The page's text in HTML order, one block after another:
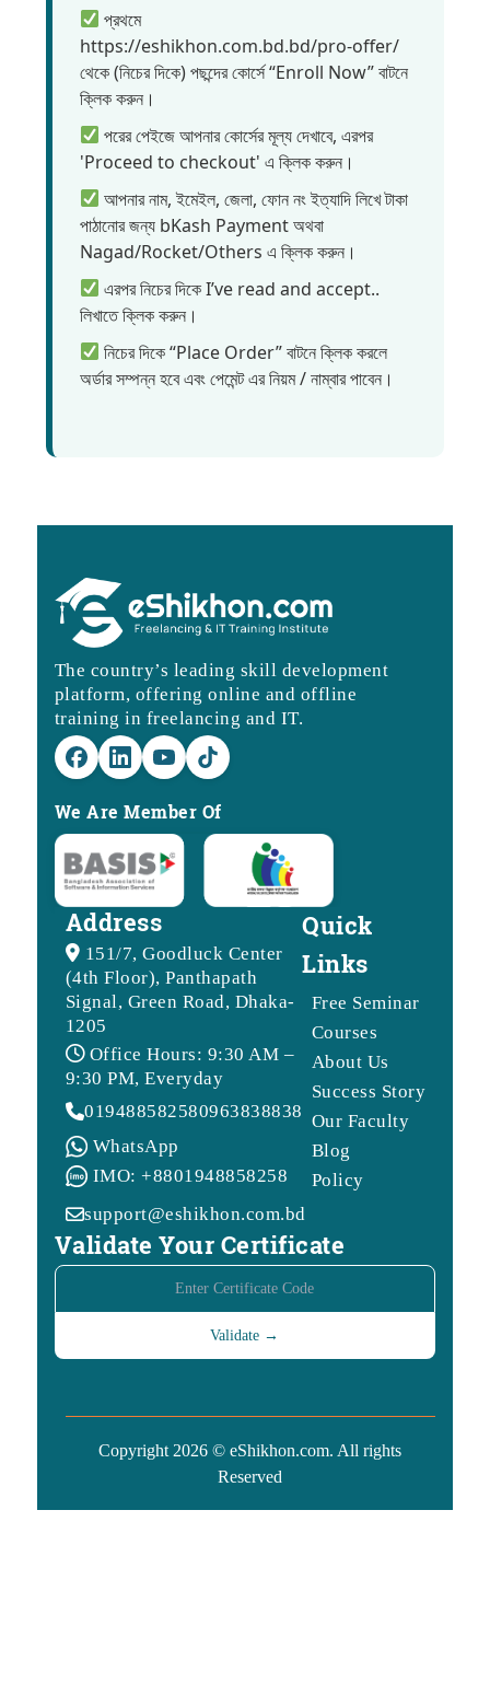
প্রথমে
https://eshikhon.com.bd.bd/pro-offer/
থেকে (নিচের দিকে) পছন্দের কোর্সে “Enroll Now” বাটনে
ক্লিক করুন।
পরের পেইজে আপনার কোর্সের মূল্য দেখাবে, এরপর
'Proceed to checkout' এ ক্লিক করুন।
আপনার নাম, ইমেইল, জেলা, ফোন নং ইত্যাদি লিখে টাকা
পাঠানোর জন্য bKash Payment অথবা
Nagad/Rocket/Others এ ক্লিক করুন।
এরপর নিচের দিকে I’ve read and accept..
লিখাতে ক্লিক করুন।
নিচের দিকে “Place Order” বাটনে ক্লিক করলে
অর্ডার সম্পন্ন হবে এবং পেমেন্ট এর নিয়ম / নাম্বার পাবেন।
The country’s leading skill development
platform, offering online and offline
training in freelancing and IT.
We Are Member Of
Address
151/7, Goodluck Center
(4th Floor), Panthapath
Signal, Green Road, Dhaka-
1205
Office Hours: 9:30 AM –
9:30 PM, Everyday
0194885825809638388388
WhatsApp
IMO: +8801948858258
support@eshikhon.com.bd
Quick
Links
Free Seminar
Courses
About Us
Success Story
Our Faculty
Blog
Policy
Validate Your Certificate
Copyright 2026 © eShikhon.com. All rights
Reserved